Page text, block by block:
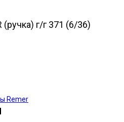
г/г 371 (6/36)
Remer